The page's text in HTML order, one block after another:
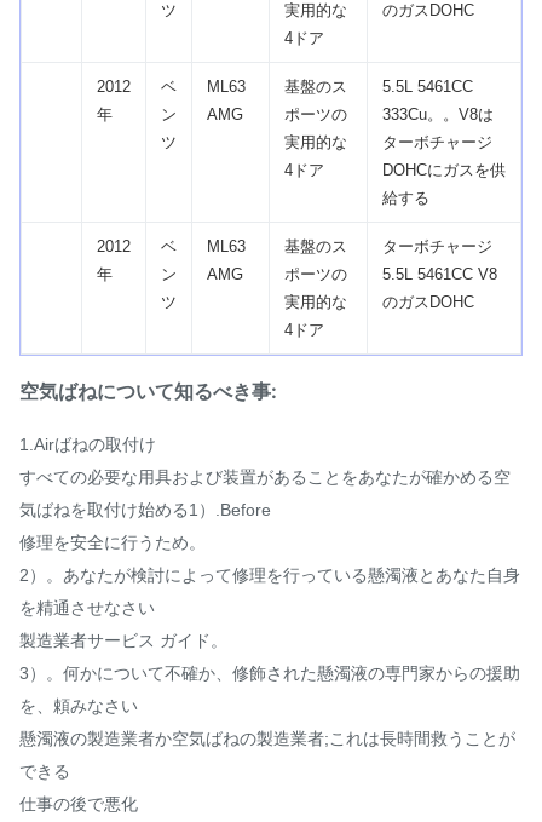
ツ
実用的な
4ドア
のガスDOHC
2012
年
ベ
ン
ツ
ML63
AMG
基盤のス
ポーツの
実用的な
4ドア
5.5L 5461CC
333Cu。。V8は
ターボチャージ
DOHCにガスを供
給する
2012
年
ベ
ン
ツ
ML63
AMG
基盤のス
ポーツの
実用的な
4ドア
ターボチャージ
5.5L 5461CC V8
のガスDOHC
空気ばねについて知るべき事:
1.Airばねの取付け
すべての必要な用具および装置があることをあなたが確かめる空
気ばねを取付け始める1）.Before
修理を安全に行うため。
2）。あなたが検討によって修理を行っている懸濁液とあなた自身
を精通させなさい
製造業者サービス ガイド。
3）。何かについて不確か、修飾された懸濁液の専門家からの援助
を、頼みなさい
懸濁液の製造業者か空気ばねの製造業者;これは長時間救うことが
できる
仕事の後で悪化